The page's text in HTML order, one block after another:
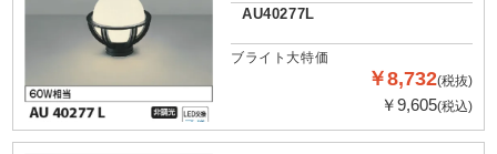
AU40277L
ブライト大特価
￥8,732(税抜)
￥9,605(税込)